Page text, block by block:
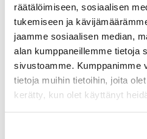
räätälöimiseen, sosiaalisen
tukemiseen ja
jaamme sosiaalisen median,
alan kumppaneillemme tietoja
sivustoamme. Kumppanimme
tietoja muihin tietoihin, joita
kerätty, kun olet käyttänyt
POJAT 12 TULOKSET
Tytöt 18